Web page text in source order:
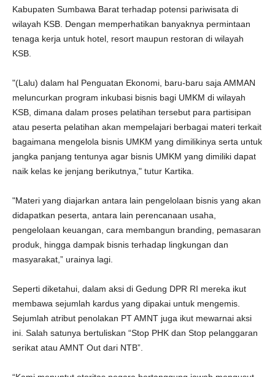
Kabupaten Sumbawa Barat terhadap potensi pariwisata di
wilayah KSB. Dengan memperhatikan banyaknya permintaan
tenaga kerja untuk hotel, resort maupun restoran di wilayah
KSB.
"(Lalu) dalam hal Penguatan Ekonomi, baru-baru saja AMMAN
meluncurkan program inkubasi bisnis bagi UMKM di wilayah
KSB, dimana dalam proses pelatihan tersebut para partisipan
atau peserta pelatihan akan mempelajari berbagai materi terkait
bagaimana mengelola bisnis UMKM yang dimilikinya serta untuk
jangka panjang tentunya agar bisnis UMKM yang dimiliki dapat
naik kelas ke jenjang berikutnya," tutur Kartika.
"Materi yang diajarkan antara lain pengelolaan bisnis yang akan
didapatkan peserta, antara lain perencanaan usaha,
pengelolaan keuangan, cara membangun branding, pemasaran
produk, hingga dampak bisnis terhadap lingkungan dan
masyarakat,” urainya lagi.
Seperti diketahui, dalam aksi di Gedung DPR RI mereka ikut
membawa sejumlah kardus yang dipakai untuk mengemis.
Sejumlah atribut penolakan PT AMNT juga ikut mewarnai aksi
ini. Salah satunya bertuliskan “Stop PHK dan Stop pelanggaran
serikat atau AMNT Out dari NTB”.